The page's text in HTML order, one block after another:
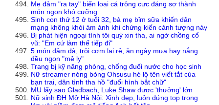
Mẹ đảm "ra tay" biến loại cá trông cực đáng sợ thành
món ngon khó cưỡng
Sinh con thứ 12 ở tuổi 32, bà mẹ bỉm sữa khiến dân
mạng không khỏi ám ảnh khi chứng kiến cảnh tượng này
Bị phát hiện ngoại tình tôi quỳ xin tha, ai ngờ chồng cổ
vũ: "Em cứ làm thế tiếp đi"
5 món đậm đà, trôi cơm lại rẻ, ăn ngày mưa hay nắng
đều ngon "mê ly"
Trang bị kỹ năng phòng, chống đuối nước cho học sinh
Nữ streamer nóng bỏng Ohsusu hé lộ tên viết tắt của
bạn trai, dân tình tha hồ "đuổi hình bắt chữ"
MU lấy sao Gladbach, Luke Shaw được 'thưởng' lớn
Nữ sinh ĐH Mở Hà Nội: Xinh đẹp, luôn đứng top trong